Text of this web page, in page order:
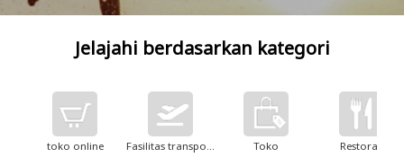
Jelajahi berdasarkan kategori
toko online Fasilitas transportasi Toko Restoran